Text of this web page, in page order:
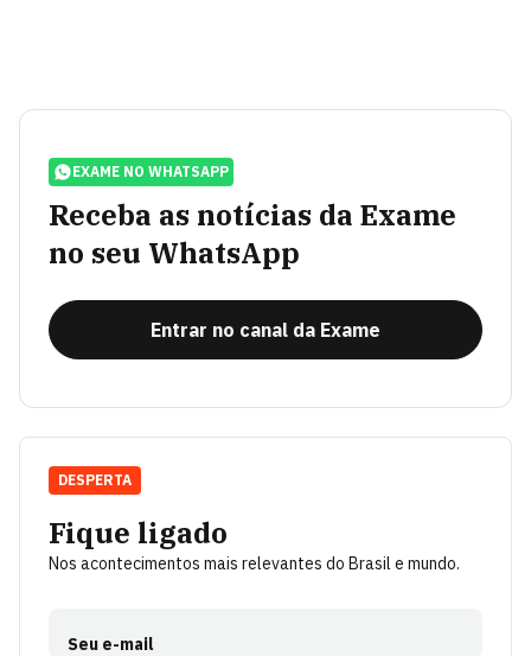
EXAME NO WHATSAPP
Receba as notícias da Exame
no seu WhatsApp
Entrar no canal da Exame
Fique ligado
Nos acontecimentos mais relevantes do Brasil e mundo.
Seu e-mail
DESPERTA